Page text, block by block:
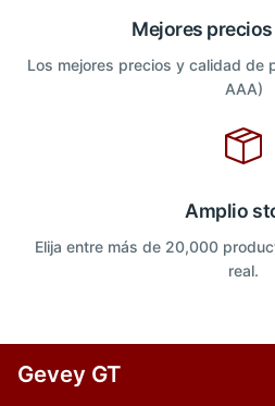
Mejores
Los mejores precios y calidad de
AAA)
Amplio
Elija entre más de 20,000
real.
Gevey GT